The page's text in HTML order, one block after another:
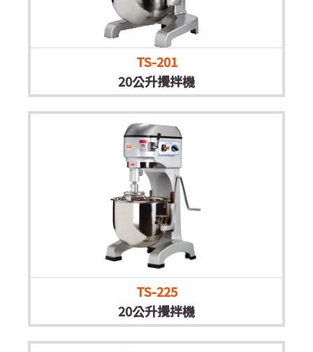
TS-201
20公升攪拌機
TS-225
20公升攪拌機